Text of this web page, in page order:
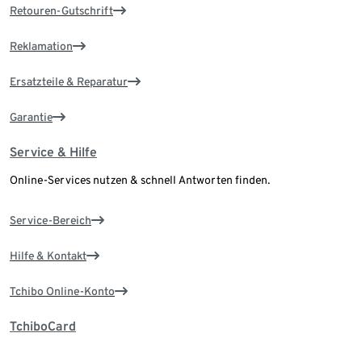
Retouren-Gutschrift
Reklamation
Ersatzteile & Reparatur
Garantie
Service & Hilfe
Online-Services nutzen & schnell Antworten finden.
Service-Bereich
Hilfe & Kontakt
Tchibo Online-Konto
TchiboCard